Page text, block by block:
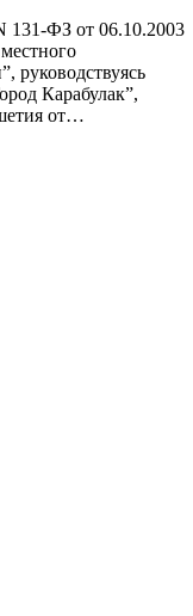
131-ФЗ от 06.10.2003
руководствуясь
Карабулак”,
от…